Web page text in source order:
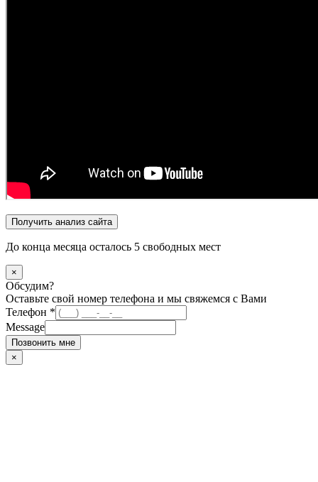
Получить анализ сайта
До конца месяца осталось 5 свободных мест
×
Обсудим?
Оставьте свой номер телефона и мы свяжемся с Вами
Телефон *
Message
Позвонить мне
×